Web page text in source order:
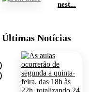
nest...
Últimas Notícias